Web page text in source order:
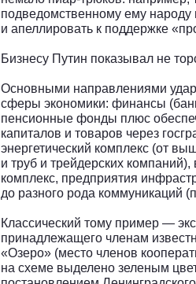
подведомственному ему народу
и апеллировать к поддержке
Бизнесу Путин показывал не
Основными направлениями
сферы экономики: финансы
пенсионные фонды плюс
капиталов и товаров через
энергетический комплекс (от
и труб и трейдерских
комплекс, предприятия
до разного рода коммуникаций
Классический тому пример —
принадлежащего членам
«Озеро» (место членов
на схеме выделено зеленым